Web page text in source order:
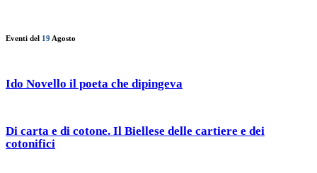
Eventi del 19 Agosto
Ido Novello il poeta che dipingeva
Di carta e di cotone. Il Biellese delle cartiere e dei
cotonifici